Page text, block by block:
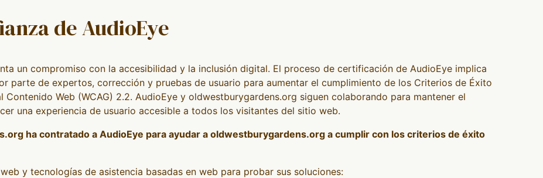
de AudioEye
un compromiso con la accesibilidad y la inclusión digital. El proceso de certificación de AudioEye implica
parte de expertos, corrección y pruebas de usuario para aumentar el cumplimiento de los Criterios de Éxito
Web (WCAG) 2.2. AudioEye y oldwestburygardens.org siguen colaborando para mantener el
una experiencia de usuario accesible a todos los visitantes del sitio web.
ha contratado a AudioEye para ayudar a oldwestburygardens.org a cumplir con los criterios de éxito
y tecnologías de asistencia basadas en web para probar sus soluciones: